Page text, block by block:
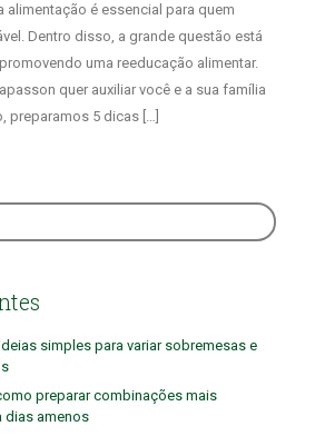
alimentação é essencial para quem
Dentro disso, a grande questão está
uma reeducação alimentar.
quer auxiliar você e a sua família
preparamos 5 dicas […]
simples para variar sobremesas e
preparar combinações mais
dias amenos